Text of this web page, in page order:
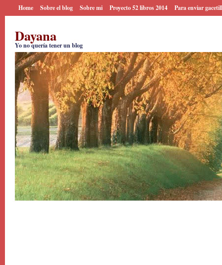
Home Sobre el blog Sobre mi Proyecto 52 libros 2014 Para enviar
Dayana
Yo no quería tener un blog